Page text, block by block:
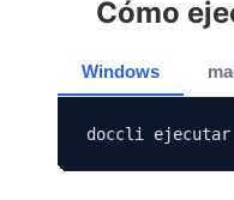
Cómo
Windows
doccli